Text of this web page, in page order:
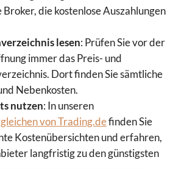
Broker, die kostenlose Auszahlungen
lesen: Prüfen Sie vor der
immer das Preis- und
Dort finden Sie sämtliche
Nebenkosten.
nutzen: In unseren
von Trading.definden Sie
Kostenübersichten und erfahren,
langfristig zu den günstigsten